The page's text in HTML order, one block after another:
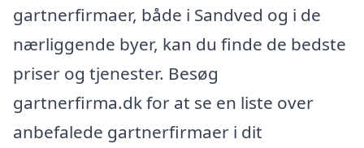
gartnerfirmaer, både i Sandved og i de
nærliggende byer, kan du finde de bedste
priser og tjenester. Besøg
gartnerfirma.dk for at se en liste over
anbefalede gartnerfirmaer i dit